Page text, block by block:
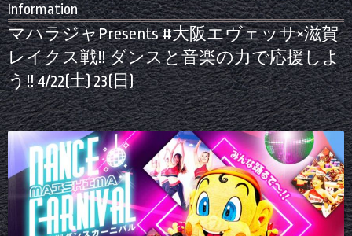
Information
マハラジャPresents #大阪エヴェッサ×滋賀
レイクス戦‼️ ダンスと音楽の力で応援しよ
う‼️ 4/22(土) 23(日)